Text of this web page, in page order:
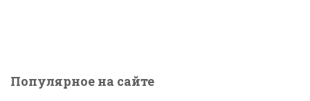
Популярное на сайте